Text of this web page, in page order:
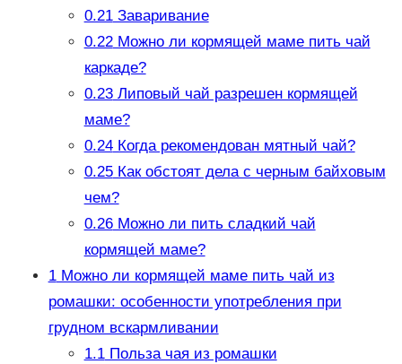
0.21Заваривание
0.22Можно ли кормящей маме пить чай
каркаде?
0.23Липовый чай разрешен кормящей
маме?
0.24Когда рекомендован мятный чай?
0.25Как обстоят дела с черным байховым
чем?
0.26Можно ли пить сладкий чай
кормящей маме?
1Можно ли кормящей маме пить чай из
ромашки: особенности употребления при
грудном вскармливании
1.1Польза чая из ромашки